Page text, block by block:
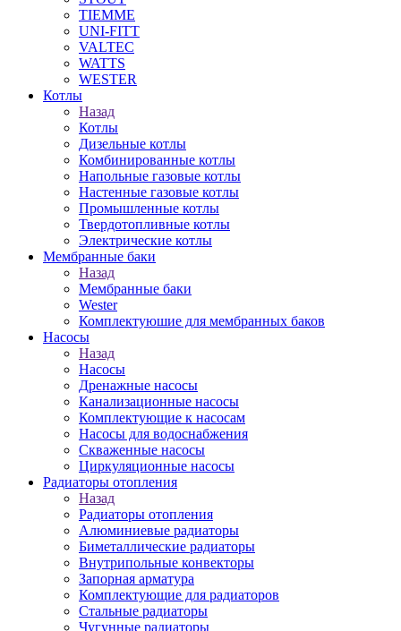
TIEMME
UNI-FITT
VALTEC
WATTS
WESTER
Котлы
Назад
Котлы
Дизельные котлы
Комбинированные котлы
Напольные газовые котлы
Настенные газовые котлы
Промышленные котлы
Твердотопливные котлы
Электрические котлы
Мембранные баки
Назад
Мембранные баки
Wester
Комплектуюшие для мембранных баков
Насосы
Назад
Насосы
Дренажные насосы
Канализационные насосы
Комплектующие к насосам
Насосы для водоснабжения
Скваженные насосы
Циркуляционные насосы
Радиаторы отопления
Назад
Радиаторы отопления
Алюминиевые радиаторы
Биметаллические радиаторы
Внутрипольные конвекторы
Запорная арматура
Комплектующие для радиаторов
Стальные радиаторы
Чугунные радиаторы